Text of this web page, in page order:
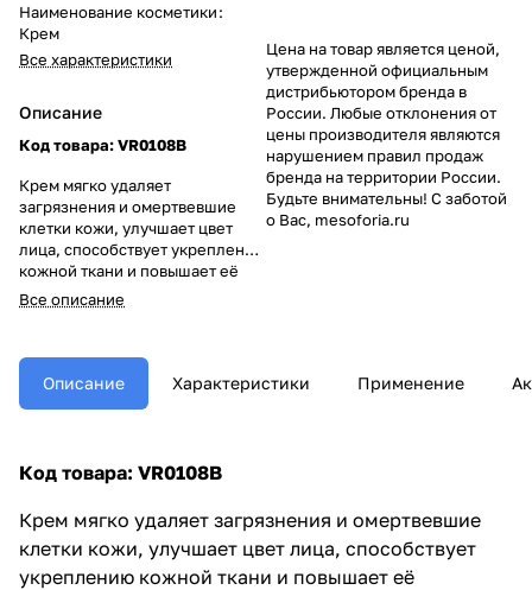
Наименование косметики:
Крем
Все характеристики
Описание
Код товара: VR0108B
Крем мягко удаляет
загрязнения и омертвевшие
клетки кожи, улучшает цвет
лица, способствует укреплению
кожной ткани и повышает её
эластичность. Кожа лучше
воспринимает последующий
типов кожи.
Все описание
Цена на товар является ценой,
утвержденной официальным
дистрибьютором бренда в
России. Любые отклонения от
цены производителя являются
нарушением правил продаж
бренда на территории России.
Будьте внимательны! С заботой
о Вас, mesoforia.ru
Описание Характеристики Применение
Код товара: VR0108B
Крем мягко удаляет загрязнения и омертвевшие
клетки кожи, улучшает цвет лица, способствует
укреплению кожной ткани и повышает её